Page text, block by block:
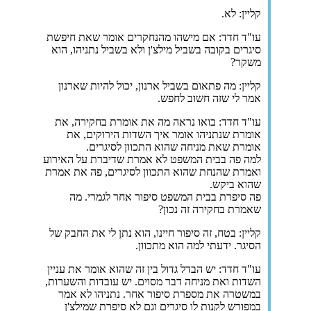
קליין: לא.
עו"ד חדד: אם מישהו מהנחקרים אומר שאת חיפשת
סיגרים בקובה בשביל מילצ'ן ולא בשביל נתניהו, הוא
משקר?
קליין: מה פתאום בשביל ארנון, יכול להיות שארנון
אמר לי שזה חשוב לחפש.
עו"ד חדד: בואו נראה מה את אומרת בחקירה, את
אומרת שנתניהו אומר איך השדות הירוקים, את
אומרת שאת מניחה שהוא התכוון לסיגרים.
למה פה בבית המשפט לא אמרת שדיברת על האירוע
ואמרת שהנחת שהוא התכוון לסיגרים, פה את אמרת
שהוא ביקש.
פה סיפרת בבית המשפט סיפור אחר לגמרי. מה
שאמרת בחקירה זה נכון?
קליין: בטח, זה סיפור חיינו, הוא נתן לי את החבק של
הסיגר. ידעתי למה הוא מתכוון.
עו"ד חדד: יש הבדל גדול בין זה שהוא אומר את עניין
השדות ואת מניחה דבר מסוים. יש עובדות והשערות,
במשטרה את מספרת סיפור אחר. נתניהו לא אמר
במפורש לקנות לו סיגרים וגם לא סיפרת שמילצ'ן